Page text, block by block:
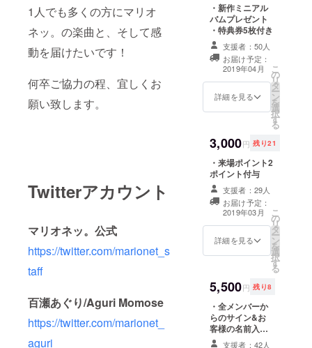
1人でも多くの方にマリオ
ネッ。の楽曲と、そして感
動を届けたいです！
何卒ご協力の程、宜しくお
願い致します。
Twitterアカウント
マリオネッ。公式
https://twitter.com/marionet_s
taff
百瀬あぐり/Aguri Momose
https://twitter.com/marionet_
aguri
・新作ミニアル
バムプレゼント
・特典券5枚付き
支援者：50人
お届け予定：
2019年04月
詳細を見る
こ
の
リ
タ
ー
ン
を
選
択
す
る
3,000円 残り21
・来場ポイント2
ポイント付与
支援者：29人
お届け予定：
2019年03月
詳細を見る
こ
の
リ
タ
ー
ン
を
選
択
す
る
5,500円 残り8
・全メンバーか
らのサイン&お
客様の名前入り
新作ミニアルバ
支援者：42人